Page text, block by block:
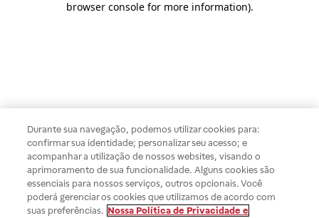
browser console for more information).
Durante sua navegação, podemos utilizar cookies para:
confirmar sua identidade; personalizar seu acesso; e
acompanhar a utilização de nossos websites, visando o
aprimoramento de sua funcionalidade. Alguns cookies são
essenciais para nossos serviços, outros opcionais. Você
poderá gerenciar os cookies que utilizamos de acordo com
suas preferências. Nossa Política de Privacidade e